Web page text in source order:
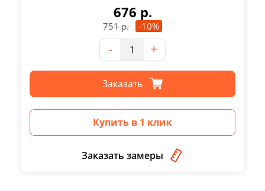
676 р.
751р. -10%
Количество
- +
Заказать
Купить в 1 клик
Заказать замеры